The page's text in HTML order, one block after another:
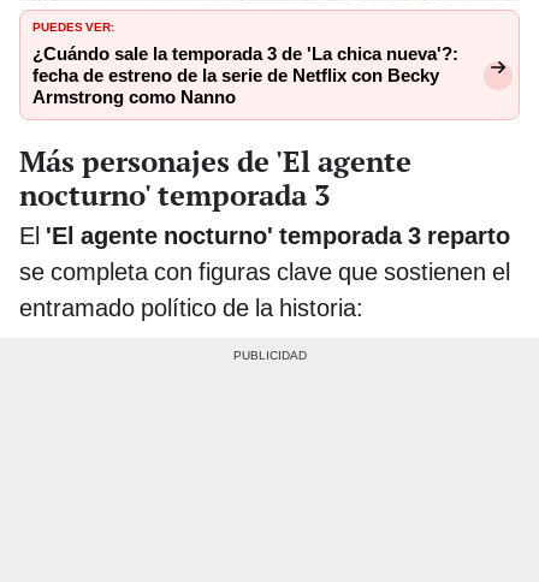
PUEDES VER:
¿Cuándo sale la temporada 3 de 'La chica nueva'?:
fecha de estreno de la serie de Netflix con Becky
Armstrong como Nanno
Más personajes de 'El agente
nocturno' temporada 3
El 'El agente nocturno' temporada 3 reparto
se completa con figuras clave que sostienen el
entramado político de la historia: